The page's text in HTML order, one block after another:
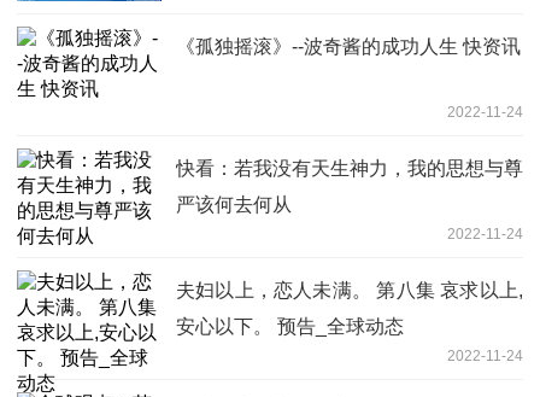
《孤独摇滚》--波奇酱的成功人生 快资讯
2022-11-24
快看：若我没有天生神力，我的思想与尊
严该何去何从
2022-11-24
夫妇以上，恋人未满。 第八集 哀求以上,
安⼼以下。 预告_全球动态
2022-11-24